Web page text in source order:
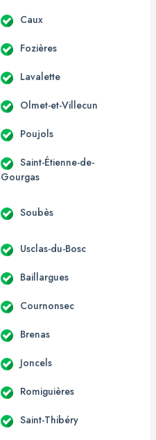
Caux
Fozières
Lavalette
Olmet-et-Villecun
Poujols
Saint-Étienne-de-
Gourgas
Soubès
Usclas-du-Bosc
Baillargues
Cournonsec
Brenas
Joncels
Romiguières
Saint-Thibéry